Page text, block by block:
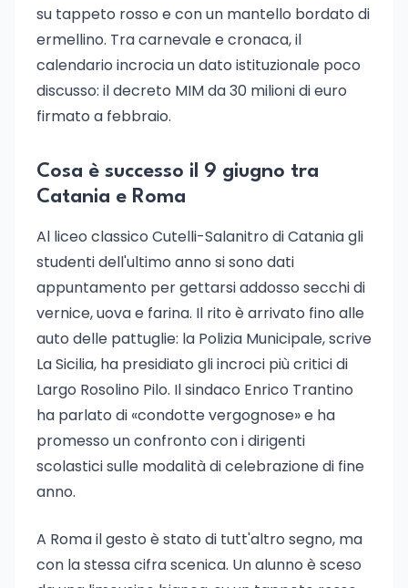
su tappeto rosso e con un mantello bordato di
ermellino. Tra carnevale e cronaca, il
calendario incrocia un dato istituzionale poco
discusso: il decreto MIM da 30 milioni di euro
firmato a febbraio.
Cosa è successo il 9 giugno tra
Catania e Roma
Al liceo classico Cutelli-Salanitro di Catania gli
studenti dell'ultimo anno si sono dati
appuntamento per gettarsi addosso secchi di
vernice, uova e farina. Il rito è arrivato fino alle
auto delle pattuglie: la Polizia Municipale, scrive
La Sicilia, ha presidiato gli incroci più critici di
Largo Rosolino Pilo. Il sindaco Enrico Trantino
ha parlato di «condotte vergognose» e ha
promesso un confronto con i dirigenti
scolastici sulle modalità di celebrazione di fine
anno.
A Roma il gesto è stato di tutt'altro segno, ma
con la stessa cifra scenica. Un alunno è sceso